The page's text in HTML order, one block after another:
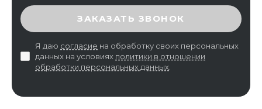
ВВЕДИТЕ ПРОВЕРОЧНЫЙ КОД
ЗАКАЗАТЬ ЗВОНОК
Я даю согласие на обработку своих персональных
данных на условиях политики в отношении
обработки персональных данных